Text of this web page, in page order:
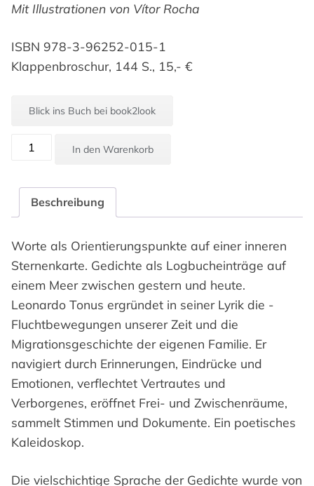
Mit Illustrationen von Vítor Rocha
ISBN 978-3-96252-015-1
Klappenbroschur, 144 S., 15,- €
Blick ins Buch bei book2look
Leonardo
Menge
In den Warenkorb
Beschreibung
Worte als Orientierungspunkte auf einer inneren
Sternenkarte. Gedichte als Logbucheinträge auf
einem Meer zwischen gestern und heute.
Leonardo Tonus ergründet in seiner Lyrik die ­
Fluchtbewegungen unserer Zeit und die
Migrationsgeschichte der eigenen Familie. Er
navigiert durch Erinnerungen, Eindrücke und
Emotionen, verflechtet Vertrautes und
Verborgenes, eröffnet Frei- und Zwischenräume,
sammelt Stimmen und Dokumente. Ein poetisches
Kaleidoskop.
Die vielschichtige Sprache der Gedichte wurde von